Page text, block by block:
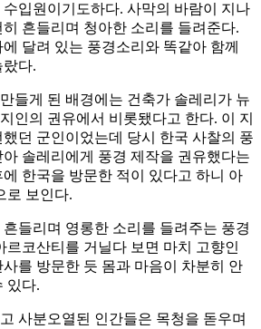
입원이기도하다. 사막의 바람이 지나
흔들리며 청아한 소리를 들려준다.
달려 있는 풍경소리와 똑같아 함께
다.
들게 된 배경에는 건축가 솔레리가 뉴
인의 권유에서 비롯됐다고 한다. 이 지
던 군인이었는데 당시 한국 사찰의 풍
솔레리에게 풍경 제작을 권유했다는
한국을 방문한 적이 있다고 하니 아
로 보인다.
들리며 영롱한 소리를 들려주는 풍경
르코산티를 거닐다 보면 마치 고향인
를 방문한 듯 몸과 마음이 차분히 안
있다.
사분오열된 인간들은 목청을 돋우며